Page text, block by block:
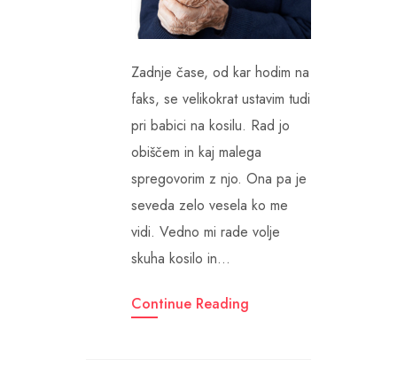
Zadnje čase, od kar hodim na
faks, se velikokrat ustavim tudi
pri babici na kosilu. Rad jo
obiščem in kaj malega
spregovorim z njo. Ona pa je
seveda zelo vesela ko me
vidi. Vedno mi rade volje
skuha kosilo in…
Continue Reading